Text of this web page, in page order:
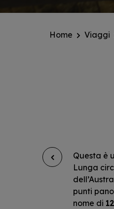
Home Viaggi
Questa è
Lunga
punti
nome di